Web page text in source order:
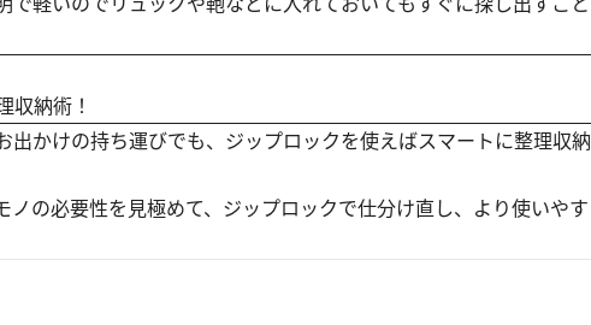
収納術！
かけの持ち運びでも、ジップロックを使えばスマートに整理収納
の必要性を見極めて、ジップロックで仕分け直し、より使いやす